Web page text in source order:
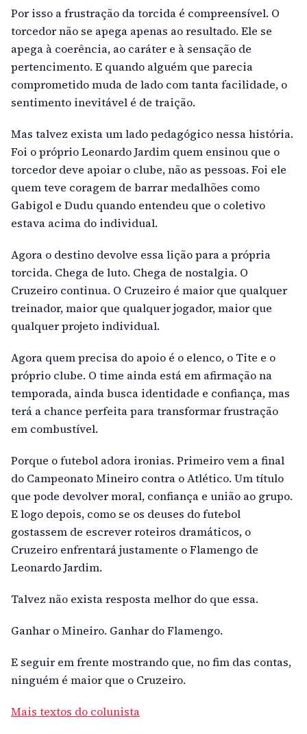
Por isso a frustração da torcida é compreensível. O
torcedor não se apega apenas ao resultado. Ele se
apega à coerência, ao caráter e à sensação de
pertencimento. E quando alguém que parecia
comprometido muda de lado com tanta facilidade, o
sentimento inevitável é de traição.
Mas talvez exista um lado pedagógico nessa história.
Foi o próprio Leonardo Jardim quem ensinou que o
torcedor deve apoiar o clube, não as pessoas. Foi ele
quem teve coragem de barrar medalhões como
Gabigol e Dudu quando entendeu que o coletivo
estava acima do individual.
Agora o destino devolve essa lição para a própria
torcida. Chega de luto. Chega de nostalgia. O
Cruzeiro continua. O Cruzeiro é maior que qualquer
treinador, maior que qualquer jogador, maior que
qualquer projeto individual.
Agora quem precisa do apoio é o elenco, o Tite e o
próprio clube. O time ainda está em afirmação na
temporada, ainda busca identidade e confiança, mas
terá a chance perfeita para transformar frustração
em combustível.
Porque o futebol adora ironias. Primeiro vem a final
do Campeonato Mineiro contra o Atlético. Um título
que pode devolver moral, confiança e união ao grupo.
E logo depois, como se os deuses do futebol
gostassem de escrever roteiros dramáticos, o
Cruzeiro enfrentará justamente o Flamengo de
Leonardo Jardim.
Talvez não exista resposta melhor do que essa.
Ganhar o Mineiro. Ganhar do Flamengo.
E seguir em frente mostrando que, no fim das contas,
ninguém é maior que o Cruzeiro.
Mais textos do colunista